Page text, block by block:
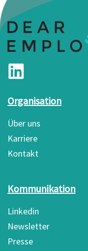
Organisation
Über uns
Karriere
Kontakt
Kommunikation
Linkedin
Newsletter
Presse